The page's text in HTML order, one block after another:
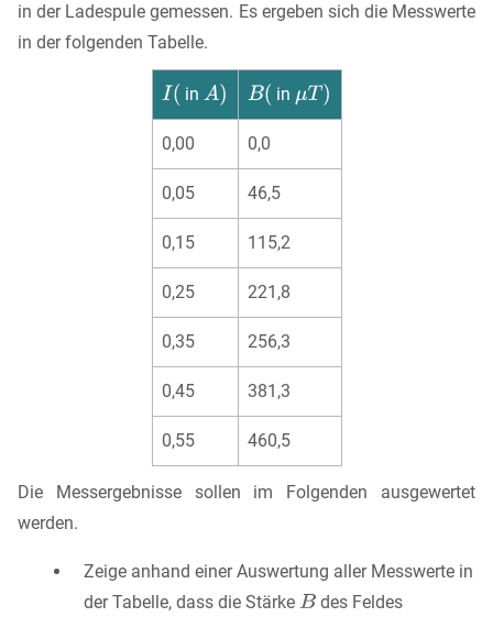
in der Ladespule gemessen. Es ergeben sich die Messwerte
in der folgenden Tabelle.
in in
0,00 0,0
0,05 46,5
0,15 115,2
0,25 221,8
0,35 256,3
0,45 381,3
0,55 460,5
Die Messergebnisse sollen im Folgenden ausgewertet
werden.
Zeige anhand einer Auswertung aller Messwerte in
der Tabelle, dass die Stärke
des Feldes